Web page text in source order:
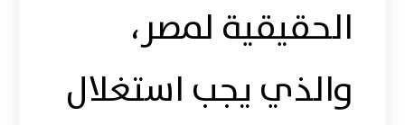
الحقيقية لمصر،
والذي يجب استغلال